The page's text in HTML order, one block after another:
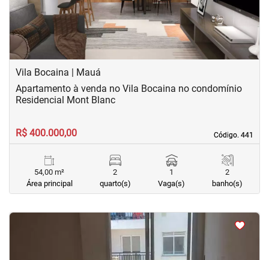
Vila Bocaina | Mauá
Código. 441
Código. 441
Apartamento à venda no Vila Bocaina no condomínio
Residencial Mont Blanc
R$ 400.000,00
54,00 m²
Área principal
2
quarto(s)
1
Vaga(s)
2
banho(s)
<